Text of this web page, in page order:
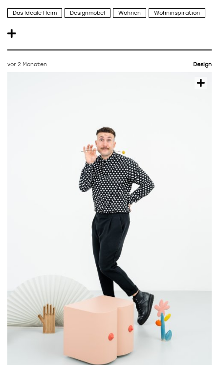
Das Ideale Heim Designmöbel Wohnen Wohninspiration
vor 2 Monaten Design